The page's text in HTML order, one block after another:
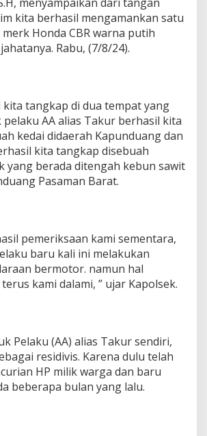
kita berhasil mengamankan satu
Honda CBR warna putih
Rabu, (7/8/24).
kita tangkap di dua tempat yang
AA alias Takur berhasil kita
kedai didaerah Kapunduang dan
kita tangkap disebuah
yang berada ditengah kebun sawit
Pasaman Barat.
pemeriksaan kami sementara,
baru kali ini melakukan
bermotor. namun hal
kami dalami, ” ujar Kapolsek.
Pelaku (AA) alias Takur sendiri,
residivis. Karena dulu telah
HP milik warga dan baru
beberapa bulan yang lalu.